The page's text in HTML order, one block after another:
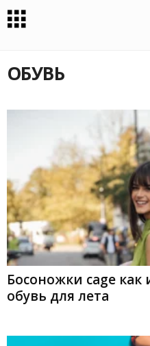
ОБУВЬ
Босоножки cage как
обувь для лета